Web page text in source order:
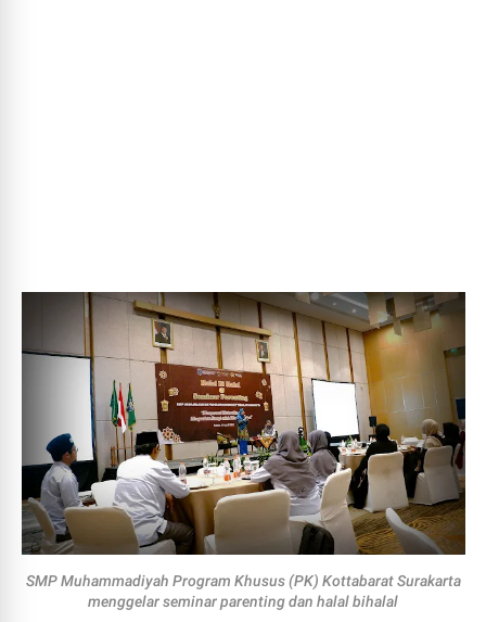
SMP Muhammadiyah Program Khusus (PK) Kottabarat Surakarta
menggelar seminar parenting dan halal bihalal